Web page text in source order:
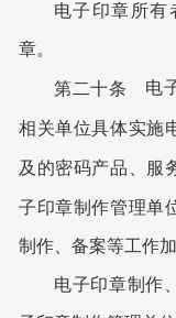
电子印章所有
章。
第二十条 电
相关单位具体实施
及的密码产品、服
子印章制作管理单
制作、备案等工作加
电子印章制作